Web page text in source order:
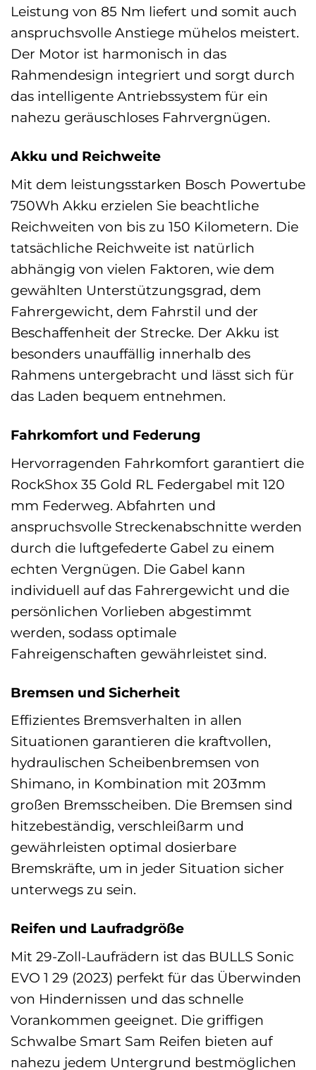
Leistung von 85 Nm liefert und somit auch
anspruchsvolle Anstiege mühelos meistert.
Der Motor ist harmonisch in das
Rahmendesign integriert und sorgt durch
das intelligente Antriebssystem für ein
nahezu geräuschloses Fahrvergnügen.
Akku und Reichweite
Mit dem leistungsstarken Bosch Powertube
750Wh Akku erzielen Sie beachtliche
Reichweiten von bis zu 150 Kilometern. Die
tatsächliche Reichweite ist natürlich
abhängig von vielen Faktoren, wie dem
gewählten Unterstützungsgrad, dem
Fahrergewicht, dem Fahrstil und der
Beschaffenheit der Strecke. Der Akku ist
besonders unauffällig innerhalb des
Rahmens untergebracht und lässt sich für
das Laden bequem entnehmen.
Fahrkomfort und Federung
Hervorragenden Fahrkomfort garantiert die
RockShox 35 Gold RL Federgabel mit 120
mm Federweg. Abfahrten und
anspruchsvolle Streckenabschnitte werden
durch die luftgefederte Gabel zu einem
echten Vergnügen. Die Gabel kann
individuell auf das Fahrergewicht und die
persönlichen Vorlieben abgestimmt
werden, sodass optimale
Fahreigenschaften gewährleistet sind.
Bremsen und Sicherheit
Effizientes Bremsverhalten in allen
Situationen garantieren die kraftvollen,
hydraulischen Scheibenbremsen von
Shimano, in Kombination mit 203mm
großen Bremsscheiben. Die Bremsen sind
hitzebeständig, verschleißarm und
gewährleisten optimal dosierbare
Bremskräfte, um in jeder Situation sicher
unterwegs zu sein.
Reifen und Laufradgröße
Mit 29-Zoll-Laufrädern ist das BULLS Sonic
EVO 1 29 (2023) perfekt für das Überwinden
von Hindernissen und das schnelle
Vorankommen geeignet. Die griffigen
Schwalbe Smart Sam Reifen bieten auf
nahezu jedem Untergrund bestmöglichen